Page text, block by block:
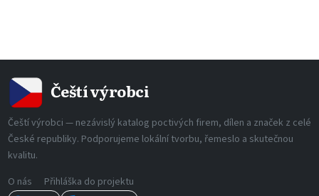
Čeští výrobci
Čeští výrobci — nezávislý katalog poctivých firem, dílen a značek z celé
České republiky. Podporujeme lokální tvorbu, řemeslo a skutečnou
kvalitu.
O nás
Přihláška do projektu